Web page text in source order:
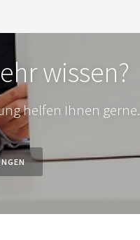
wissen?
helfen Ihnen gerne.